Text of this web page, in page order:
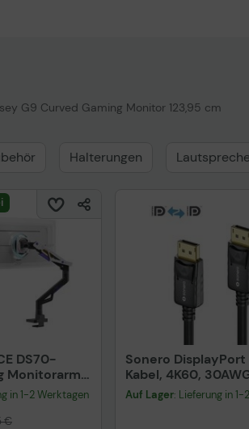
G9 Curved Gaming Monitor 123,95 cm
Halterungen
DS70-
Monitorarm
61-145 cm
in 1-2 Werktagen
€
Sonero DisplayPort
Kabel, 4K60,
schwarz, 1,50m
Auf Lager: Lieferung in